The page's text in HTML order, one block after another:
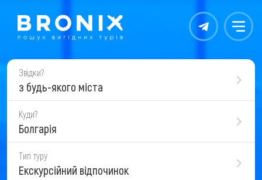
Контакты Меню
Звідки?
з будь-якого міста
Куди?
Болгарія
Тип туру
Екскурсійний відпочинок